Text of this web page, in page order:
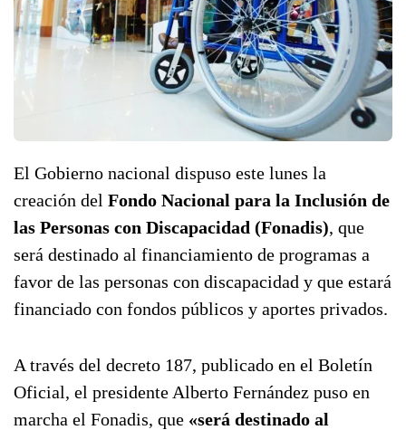
El Gobierno nacional dispuso este lunes la
creación del Fondo Nacional para la Inclusión de
las Personas con Discapacidad (Fonadis), que
será destinado al financiamiento de programas a
favor de las personas con discapacidad y que estará
financiado con fondos públicos y aportes privados.
A través del decreto 187, publicado en el Boletín
Oficial, el presidente Alberto Fernández puso en
marcha el Fonadis, que «será destinado al